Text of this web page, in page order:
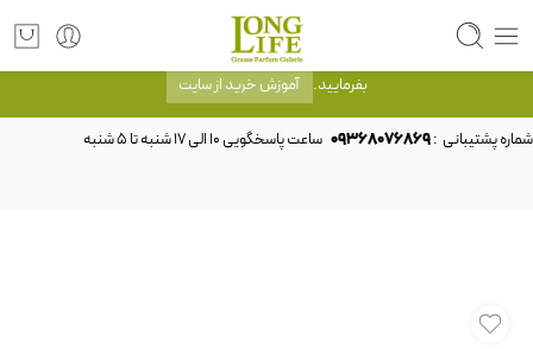
توجه! برند لانگ لایف رایحه های معروف را با شیشه و بسته بندی خود شرکت لانگ لایف
عرضه می کند.که با انتخاب حجم هر ادکلنی می توانید شیشه و بسته بندی را ملاحظه
بفرمایید. آموزش خرید از سایت
شماره پشتیبانی :09368076869